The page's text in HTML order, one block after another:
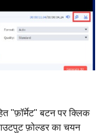
"फ़ॉर्मेट" बटन पर क्लिक
फ़ोल्डर का चयन